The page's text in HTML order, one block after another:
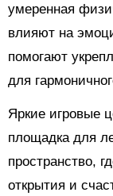
умеренная
влияют на
помогают
для
Яркие игровые
площадка для
пространство,
открытия и